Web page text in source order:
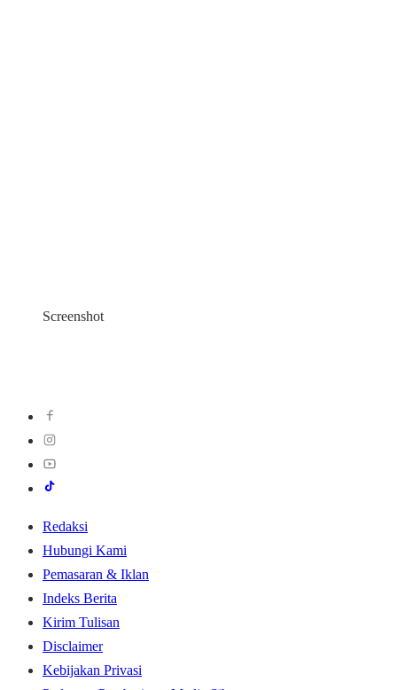
Screenshot
Redaksi
Hubungi Kami
Pemasaran & Iklan
Indeks Berita
Kirim Tulisan
Disclaimer
Kebijakan Privasi